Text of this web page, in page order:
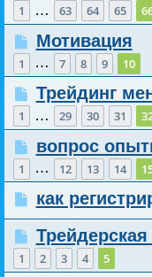
1 … 63 64 65
Мотивация
1 … 7 8 9 10
Трейдинг
1 … 29 30 31
вопрос
1 … 12 13 14
как
1 2 3 4 5